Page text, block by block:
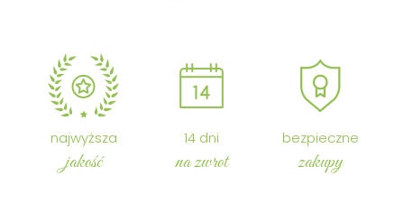
najwyższa
jakość
14 dni
na zwrot
bezpieczne
zakupy